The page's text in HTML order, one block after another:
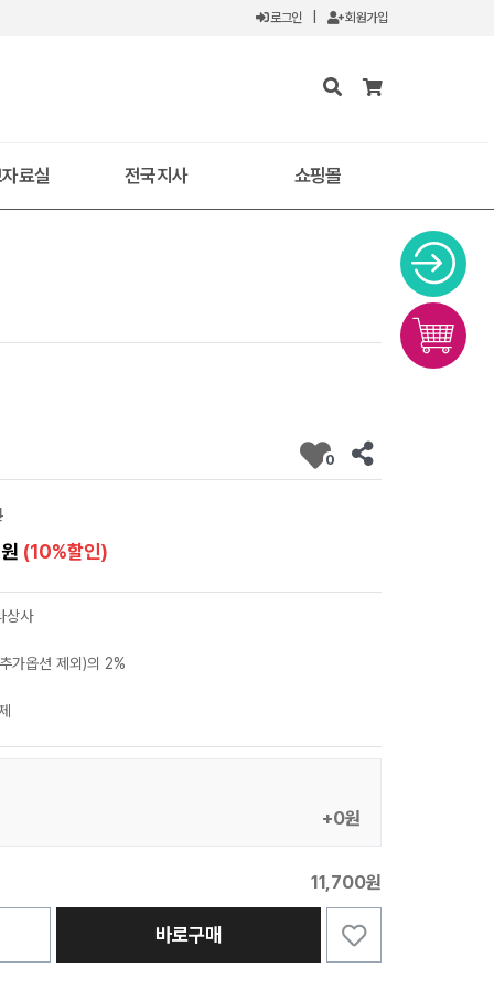
로그인 회원가입
료실 전국지사 쇼핑몰
0
(10%할인)
상사
가옵션 제외)의 2%
+0원
11,700원
바로구매